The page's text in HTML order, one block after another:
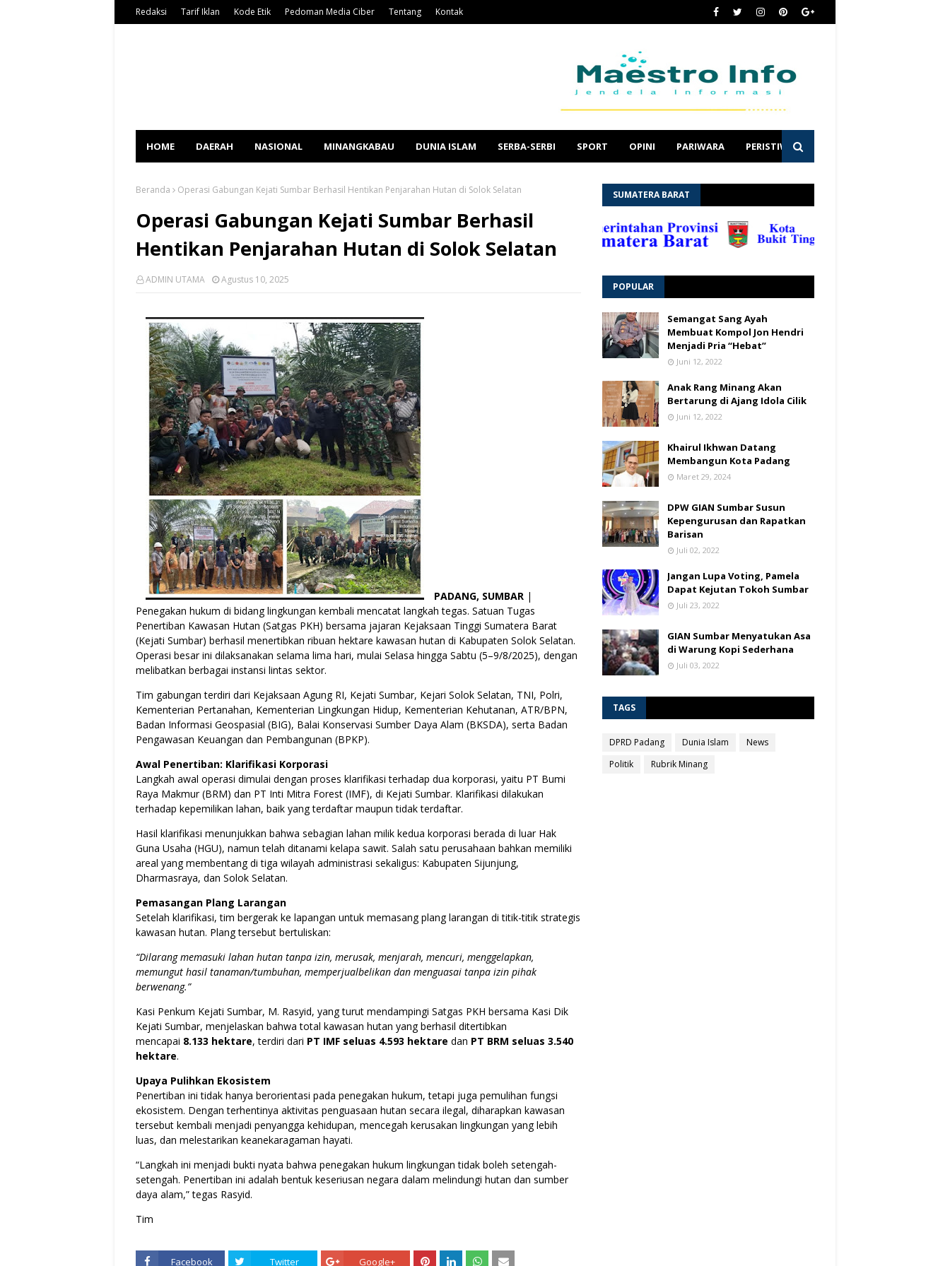
Redaksi Tarif Iklan Kode Etik Pedoman Media Ciber Tentang Kontak
HOME DAERAH NASIONAL MINANGKABAU DUNIA ISLAM SERBA-SERBI SPORT OPINI PARIWARA PERISTIWA
Beranda Operasi Gabungan Kejati Sumbar Berhasil Hentikan Penjarahan Hutan di Solok Selatan
Operasi Gabungan Kejati Sumbar Berhasil
Hentikan Penjarahan Hutan di Solok Selatan
ADMIN UTAMA Agustus 10, 2025
PADANG, SUMBAR |
Penegakan hukum di bidang lingkungan kembali mencatat langkah tegas. Satuan Tugas
Penertiban Kawasan Hutan (Satgas PKH) bersama jajaran Kejaksaan Tinggi Sumatera Barat
(Kejati Sumbar) berhasil menertibkan ribuan hektare kawasan hutan di Kabupaten Solok Selatan.
Operasi besar ini dilaksanakan selama lima hari, mulai Selasa hingga Sabtu (5–9/8/2025), dengan
melibatkan berbagai instansi lintas sektor.
Tim gabungan terdiri dari Kejaksaan Agung RI, Kejati Sumbar, Kejari Solok Selatan, TNI, Polri,
Kementerian Pertanahan, Kementerian Lingkungan Hidup, Kementerian Kehutanan, ATR/BPN,
Badan Informasi Geospasial (BIG), Balai Konservasi Sumber Daya Alam (BKSDA), serta Badan
Pengawasan Keuangan dan Pembangunan (BPKP).
Awal Penertiban: Klarifikasi Korporasi
Langkah awal operasi dimulai dengan proses klarifikasi terhadap dua korporasi, yaitu PT Bumi
Raya Makmur (BRM) dan PT Inti Mitra Forest (IMF), di Kejati Sumbar. Klarifikasi dilakukan
terhadap kepemilikan lahan, baik yang terdaftar maupun tidak terdaftar.
Hasil klarifikasi menunjukkan bahwa sebagian lahan milik kedua korporasi berada di luar Hak
Guna Usaha (HGU), namun telah ditanami kelapa sawit. Salah satu perusahaan bahkan memiliki
areal yang membentang di tiga wilayah administrasi sekaligus: Kabupaten Sijunjung,
Dharmasraya, dan Solok Selatan.
Pemasangan Plang Larangan
Setelah klarifikasi, tim bergerak ke lapangan untuk memasang plang larangan di titik-titik strategis
kawasan hutan. Plang tersebut bertuliskan:
“Dilarang memasuki lahan hutan tanpa izin, merusak, menjarah, mencuri, menggelapkan,
memungut hasil tanaman/tumbuhan, memperjualbelikan dan menguasai tanpa izin pihak
berwenang.”
Kasi Penkum Kejati Sumbar, M. Rasyid, yang turut mendampingi Satgas PKH bersama Kasi Dik
Kejati Sumbar, menjelaskan bahwa total kawasan hutan yang berhasil ditertibkan
mencapai 8.133 hektare, terdiri dari PT IMF seluas 4.593 hektare dan PT BRM seluas 3.540
hektare.
Upaya Pulihkan Ekosistem
Penertiban ini tidak hanya berorientasi pada penegakan hukum, tetapi juga pemulihan fungsi
ekosistem. Dengan terhentinya aktivitas penguasaan hutan secara ilegal, diharapkan kawasan
tersebut kembali menjadi penyangga kehidupan, mencegah kerusakan lingkungan yang lebih
luas, dan melestarikan keanekaragaman hayati.
“Langkah ini menjadi bukti nyata bahwa penegakan hukum lingkungan tidak boleh setengah-
setengah. Penertiban ini adalah bentuk keseriusan negara dalam melindungi hutan dan sumber
daya alam,” tegas Rasyid.
Tim
Facebook Twitter Google+
SUMATERA BARAT
POPULAR
Semangat Sang Ayah
Membuat Kompol Jon Hendri
Menjadi Pria “Hebat”
Juni 12, 2022
Anak Rang Minang Akan
Bertarung di Ajang Idola Cilik
Juni 12, 2022
Khairul Ikhwan Datang
Membangun Kota Padang
Maret 29, 2024
DPW GIAN Sumbar Susun
Kepengurusan dan Rapatkan
Barisan
Juli 02, 2022
Jangan Lupa Voting, Pamela
Dapat Kejutan Tokoh Sumbar
Juli 23, 2022
GIAN Sumbar Menyatukan Asa
di Warung Kopi Sederhana
Juli 03, 2022
TAGS
DPRD Padang Dunia Islam
News
Politik
Rubrik Minang